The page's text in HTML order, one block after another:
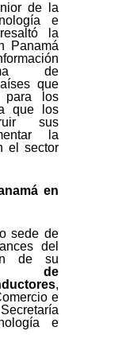
de la
e
la
Panamá
de
que
para los
que los
sus
la
el sector
en
sede de
del
de su
de
,
e
e